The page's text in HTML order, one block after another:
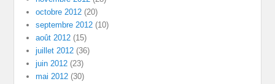
octobre 2012 (20)
septembre 2012 (10)
août 2012 (15)
juillet 2012 (36)
juin 2012 (23)
mai 2012 (30)